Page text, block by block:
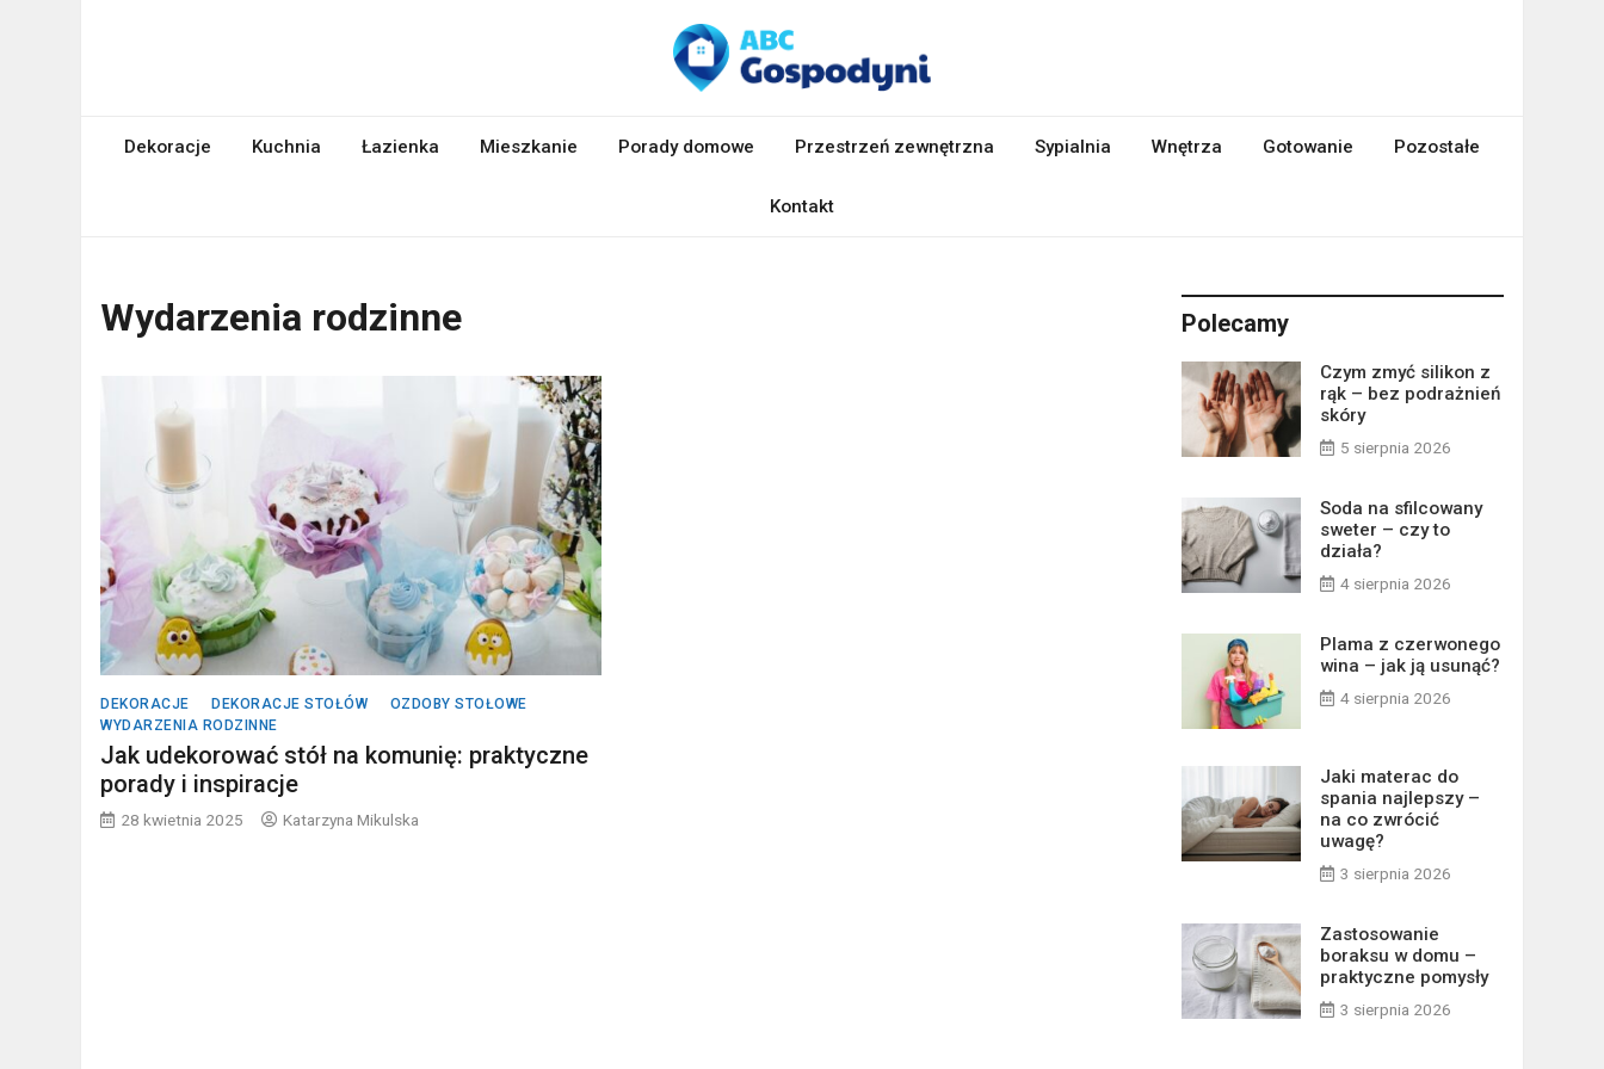
abcgospodyni.pl
Dekoracje Kuchnia Łazienka Mieszkanie Porady domowe Przestrzeń zewnętrzna Sypialnia Wnętrza Gotowanie Pozostałe
Kontakt
Wydarzenia rodzinne
DEKORACJE DEKORACJE STOŁÓW
OZDOBY STOŁOWE
WYDARZENIA RODZINNE
Jak udekorować stół na komunię: praktyczne
porady i inspiracje
28 kwietnia 2025 Katarzyna Mikulska
Polecamy
Czym zmyć silikon z
rąk – bez podrażnień
skóry
5 sierpnia 2026
Soda na sfilcowany
sweter – czy to
działa?
4 sierpnia 2026
Plama z czerwonego
wina – jak ją usunąć?
4 sierpnia 2026
Jaki materac do
spania najlepszy –
na co zwrócić
uwagę?
3 sierpnia 2026
Zastosowanie
boraksu w domu –
praktyczne pomysły
3 sierpnia 2026